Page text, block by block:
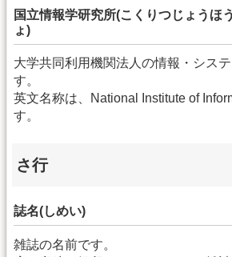
国立情報学研究所(こくりつじょうほ
ょ)
大学共同利用機関法人の情報・シス
す。
英文名称は、National Institute of
す。
さ行
誌名(しめい)
雑誌の名前です。